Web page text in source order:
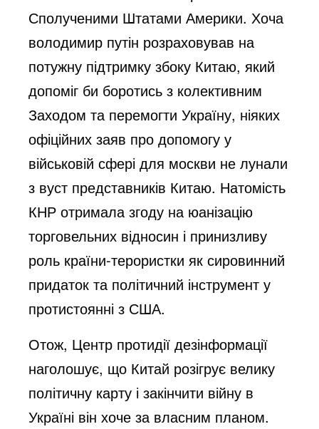
Сполученими Штатами Америки. Хоча
володимир путін розраховував на
потужну підтримку збоку Китаю, який
допоміг би боротись з колективним
Заходом та перемогти Україну, ніяких
офіційних заяв про допомогу у
військовій сфері для москви не лунали
з вуст представників Китаю. Натомість
КНР отримала згоду на юанізацію
торговельних відносин і принизливу
роль країни-терористки як сировинний
придаток та політичний інструмент у
протистоянні з США.
Отож, Центр протидії дезінформації
наголошує, що Китай розігрує велику
політичну карту і закінчити війну в
Україні він хоче за власним планом.